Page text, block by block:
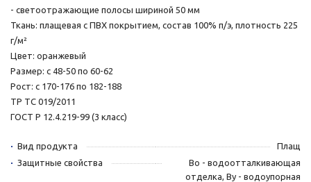
- светоотражающие полосы шириной 50 мм
Ткань: плащевая с ПВХ покрытием, состав 100% п/э, плотность 225
г/м²
Цвет: оранжевый
Размер: с 48-50 по 60-62
Рост: с 170-176 по 182-188
ТР ТС 019/2011
ГОСТ Р 12.4.219-99 (3 класс)
Вид продукта
Плащ
Защитные свойства
Во - водоотталкивающая
отделка, Ву - водоупорная